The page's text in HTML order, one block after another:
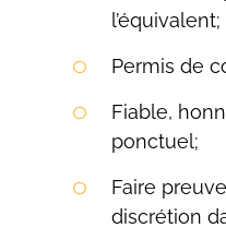
l’équivalent;
Permis de
Fiable,
ponctuel;
Faire
discrétion
Rechercher: